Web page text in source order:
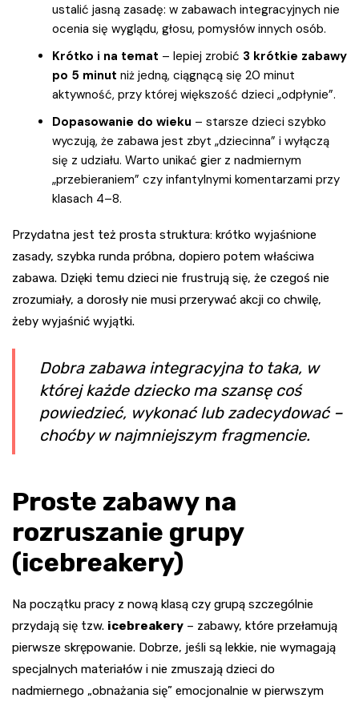
ustalić jasną zasadę: w zabawach integracyjnych nie
ocenia się wyglądu, głosu, pomysłów innych osób.
Krótko i na temat – lepiej zrobić 3 krótkie zabawy
po 5 minut niż jedną, ciągnącą się 20 minut
aktywność, przy której większość dzieci „odpłynie”.
Dopasowanie do wieku – starsze dzieci szybko
wyczują, że zabawa jest zbyt „dziecinna” i wyłączą
się z udziału. Warto unikać gier z nadmiernym
„przebieraniem” czy infantylnymi komentarzami przy
klasach 4–8.
Przydatna jest też prosta struktura: krótko wyjaśnione
zasady, szybka runda próbna, dopiero potem właściwa
zabawa. Dzięki temu dzieci nie frustrują się, że czegoś nie
zrozumiały, a dorosły nie musi przerywać akcji co chwilę,
żeby wyjaśnić wyjątki.
Dobra zabawa integracyjna to taka, w
której każde dziecko ma szansę coś
powiedzieć, wykonać lub zadecydować –
choćby w najmniejszym fragmencie.
Proste zabawy na
rozruszanie grupy
(icebreakery)
Na początku pracy z nową klasą czy grupą szczególnie
przydają się tzw. icebreakery – zabawy, które przełamują
pierwsze skrępowanie. Dobrze, jeśli są lekkie, nie wymagają
specjalnych materiałów i nie zmuszają dzieci do
nadmiernego „obnażania się” emocjonalnie w pierwszym